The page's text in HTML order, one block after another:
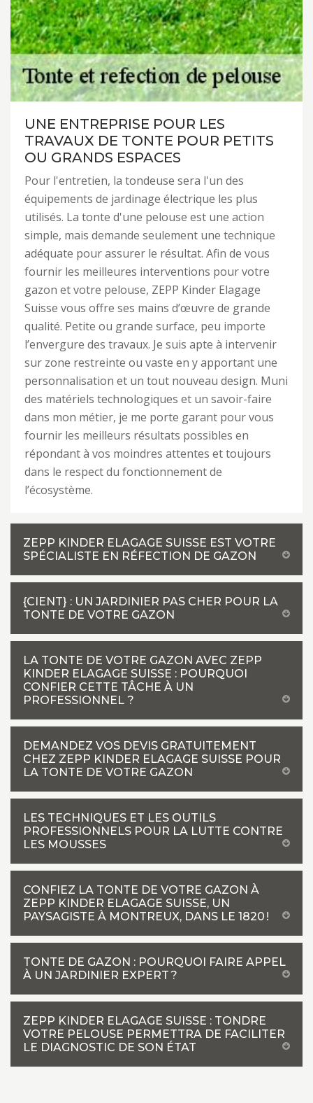
UNE ENTREPRISE POUR LES
TRAVAUX DE TONTE POUR PETITS
OU GRANDS ESPACES
Pour l'entretien, la tondeuse sera l'un des
équipements de jardinage électrique les plus
utilisés. La tonte d'une pelouse est une action
simple, mais demande seulement une technique
adéquate pour assurer le résultat. Afin de vous
fournir les meilleures interventions pour votre
gazon et votre pelouse, ZEPP Kinder Elagage
Suisse vous offre ses mains d’œuvre de grande
qualité. Petite ou grande surface, peu importe
l’envergure des travaux. Je suis apte à intervenir
sur zone restreinte ou vaste en y apportant une
personnalisation et un tout nouveau design. Muni
des matériels technologiques et un savoir-faire
dans mon métier, je me porte garant pour vous
fournir les meilleurs résultats possibles en
répondant à vos moindres attentes et toujours
dans le respect du fonctionnement de
l’écosystème.
ZEPP KINDER ELAGAGE SUISSE EST VOTRE
SPÉCIALISTE EN RÉFECTION DE GAZON
{CIENT} : UN JARDINIER PAS CHER POUR LA
TONTE DE VOTRE GAZON
LA TONTE DE VOTRE GAZON AVEC ZEPP
KINDER ELAGAGE SUISSE : POURQUOI
CONFIER CETTE TÂCHE À UN
PROFESSIONNEL ?
DEMANDEZ VOS DEVIS GRATUITEMENT
CHEZ ZEPP KINDER ELAGAGE SUISSE POUR
LA TONTE DE VOTRE GAZON
LES TECHNIQUES ET LES OUTILS
PROFESSIONNELS POUR LA LUTTE CONTRE
LES MOUSSES
CONFIEZ LA TONTE DE VOTRE GAZON À
ZEPP KINDER ELAGAGE SUISSE, UN
PAYSAGISTE À MONTREUX, DANS LE 1820 !
TONTE DE GAZON : POURQUOI FAIRE APPEL
À UN JARDINIER EXPERT ?
ZEPP KINDER ELAGAGE SUISSE : TONDRE
VOTRE PELOUSE PERMETTRA DE FACILITER
LE DIAGNOSTIC DE SON ÉTAT